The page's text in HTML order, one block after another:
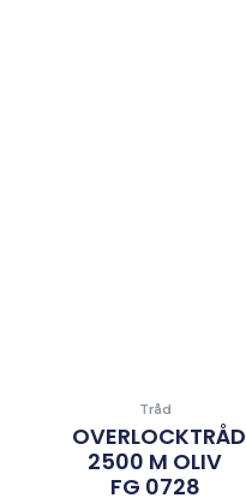
Tråd
OVERLOCKTRÅD
2500 M OLIV
FG 0728